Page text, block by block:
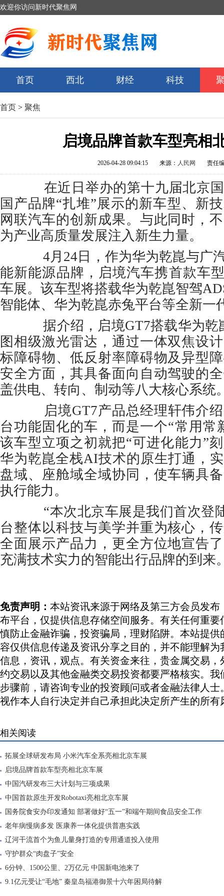
欢迎你访问新时代聚焦网
首页 西北 财经 科技
首页 > 聚焦
启境品牌首款车型亮相
2026-04-28 09:04:15 来源： 人民网 责任
在近日举办的第十九届北京国
国产品牌“扎堆”展示的新车型、新
网联汽车的创新成果。与此同时，
为产业高质量发展注入新生力量。
4月24日，作为华为乾崑与广
能新能源品牌，启境汽车携首款车
车展。该车型将搭载华为乾崑智驾
智能体、华为乾崑赤兔平台等全新一
据介绍，启境GT7搭载华为乾
图相级激光雷达，通过一体双焦设
标障碍物、低反射率障碍物及异型
安全方面，其具备面向自动驾驶的
盖供电、转向、制动等八大核心系统
启境GT7产品总经理轩伟介绍
台功能固化的车，而是一个“常用常
该车型立项之初就把“可进化能力”
华为乾崑全栈AI技术的原生打通，
盘域、座舱域全域协同，使车辆具
执行能力。
“本次北京车展是我们首次登
台整体以科技与美学并重为核心，
全面展示产品力，更全方位地宣告
充满技术实力的智能出行品牌的到来
免责声明： 本站资讯来源于网络及第三方会员发
布平台，仅提供信息存储空间服务。有关任何重
慎防止金融诈骗，投资骗局，理财陷阱。本站提
容仅供信息传递及资讯分享之目的，并不能理解
信息，资讯，观点。有关资金来往，贵金属交易
约交易以及其他金融类交易投资都要严格核实。
步骤前，请咨询专业的投资顾问或者金融法律人
视作本人自行决定并自己承担此决定所产生的所有
相关阅读
拓展全球研发布局 小米汽车全系亮相北京车展
启境品牌首款车型亮相北京车展
中国汽研发布三大计划与三项成果
中国首款原生开发Robotaxi亮相北京车展
国务院食安办印发通知 部署做好“五一”和端午期间食品安全工作
老年病慢病多发 医康养一体化提供普惠实践
辽河干流首个为鱼儿量身打造的专用通道投入使用
守护群众“肉盘子”安全
6分钟、1500公里、2万亿元 中国新电池来了
9.1亿元受让“毛地” 秦皇岛福港御景十六年困局待解